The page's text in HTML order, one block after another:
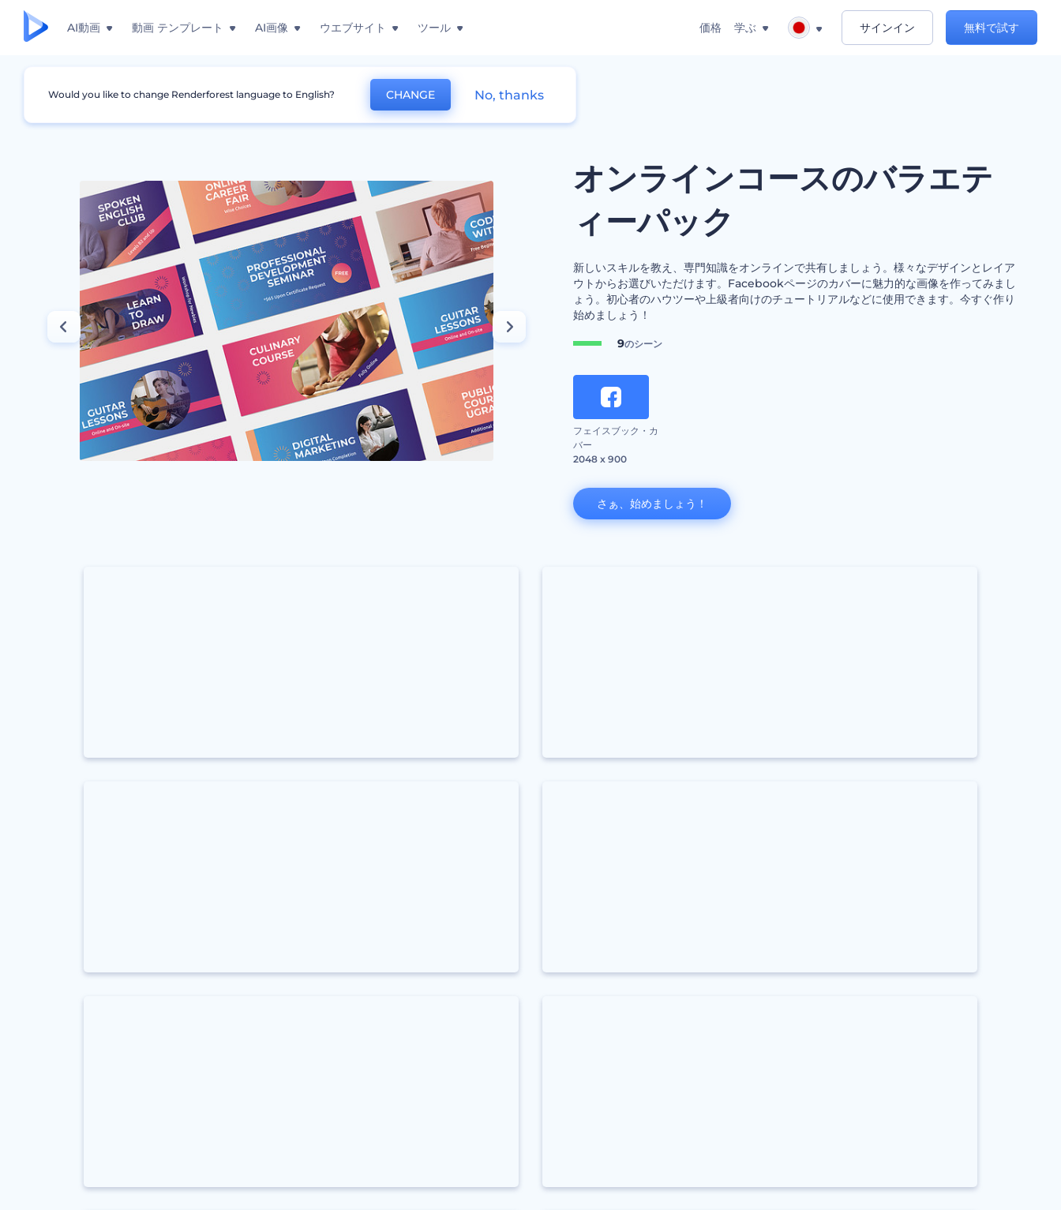
AI動画 動画 テンプレート AI画像 ウエブサイト ツール 価格 学ぶ サインイン 無料で試す
グラフィック フェイスブック・カバー オンラインコースのバラエティーパック
オンラインコースのバラエテ
ィーパック
新しいスキルを教え、専門知識をオンラインで共有しましょう。様々なデザインとレイア
ウトからお選びいただけます。Facebookページのカバーに魅力的な画像を作ってみまし
ょう。初心者のハウツーや上級者向けのチュートリアルなどに使用できます。今すぐ作り
始めましょう！
9のシーン
フェイスブック・カ
バー
2048 x 900
さぁ、始めましょう！
Would you like to change Renderforest language to English? CHANGE No, thanks